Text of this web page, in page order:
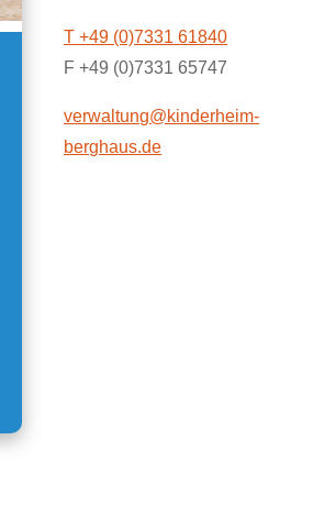
T +49 (0)7331 61840
F +49 (0)7331 65747
verwaltung@kinderheim-
berghaus.de